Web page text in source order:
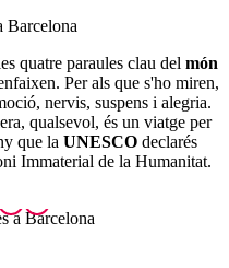
Barcelona
quatre paraules clau del món
Per als que s'ho miren,
nervis, suspens i alegria.
qualsevol, és un viatge per
que la UNESCO declarés
Immaterial de la Humanitat.